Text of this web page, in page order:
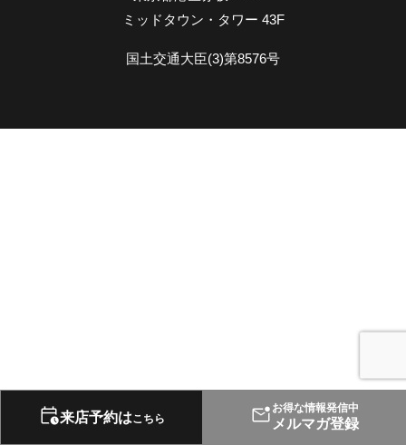
来店予約はこちら
お得な情報発信中
メルマガ登録
ミッドタウン・タワー 43F
国土交通大臣(3)第8576号